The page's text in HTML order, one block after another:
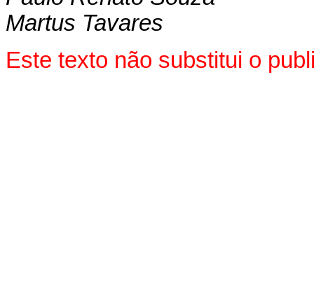
Martus Tavares
Este texto não substitui o